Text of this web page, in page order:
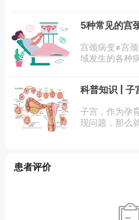
还是质量，一
5种常见的宫
宫颈病变≠宫
域发生的各种
宫颈病变临床
科普知识 | 子
子宫，作为孕
现问题，那么
患者评价